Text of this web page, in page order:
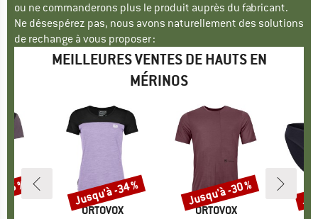
ou ne commanderons plus le produit auprès du fabricant.
Ne désespérez pas, nous avons naturellement des solutions
de rechange à vous proposer :
MEILLEURES VENTES DE HAUTS EN
MÉRINOS
%
MARQUE
ORTOVOX
Remise
Jusqu'à -34 %
MARQUE
ORTOVOX
Remise
Jusqu'à -30 %